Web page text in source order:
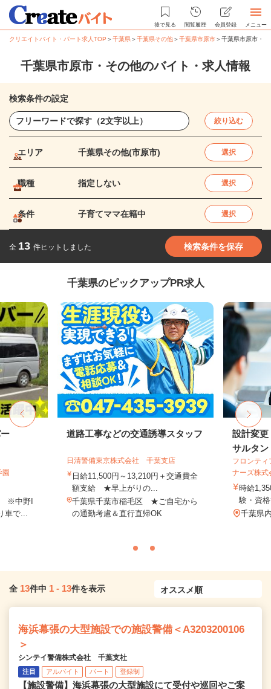
後で見る 閲覧履歴 会員登録 メニュー
クリエイトバイト・パート求人TOP ＞千葉県＞千葉県その他＞千葉県市原市＞千葉県市原市・
千葉県市原市・その他のバイト・求人情報
検索条件の設定
絞り込む
エリア 千葉県その他(市原市) 選択
職種 指定しない 選択
条件 子育てママ在籍中 選択
全 13 件ヒットしました 検索条件を保存
千葉県のピックアップPR求人
園
※中野I
車で...
道路工事などの交通誘導スタッフ
日清警備東京株式会社 千葉支店
日給11,500円～13,210円＋交通費全
額支給 ★早上がりの...
千葉県千葉市稲毛区 ★ご自宅から
の通勤考慮＆直行直帰OK
設計変更
サルタン
フロンテ
ナーズ株式
時給
験・資
千葉県
全 13件中 1 - 13件を表示
海浜幕張の大型施設での施設警備＜A3203200106
＞
シンテイ警備株式会社 千葉支社
注目 アルバイト パート 登録制
【施設警備】海浜幕張の大型施設にて受付や巡回やご案